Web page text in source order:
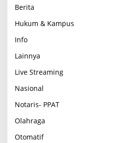
Berita
Hukum & Kampus
Info
Lainnya
Live Streaming
Nasional
Notaris- PPAT
Olahraga
Otomatif